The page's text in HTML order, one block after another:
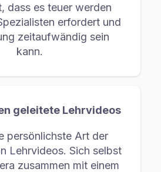
dass es teuer werden
erfordert und
zeitaufwändig sein
kann.
geleitete Lehrvideos
persönlichste Art der
Lehrvideos. Sich selbst
zusammen mit einem